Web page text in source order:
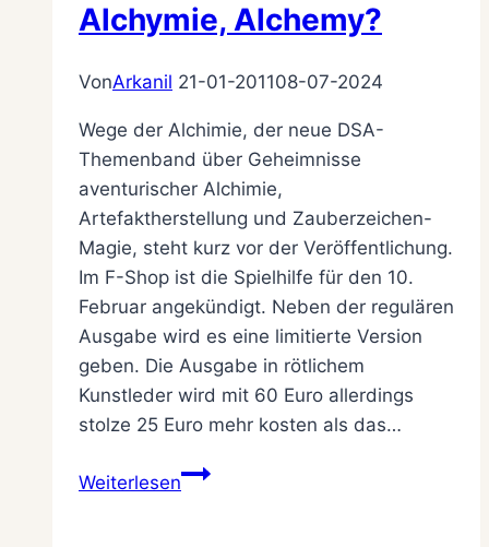
Alchymie, Alchemy?
VonArkanil 21-01-201108-07-2024
Wege der Alchimie, der neue DSA-
Themenband über Geheimnisse
aventurischer Alchimie,
Artefaktherstellung und Zauberzeichen-
Magie, steht kurz vor der Veröffentlichung.
Im F-Shop ist die Spielhilfe für den 10.
Februar angekündigt. Neben der regulären
Ausgabe wird es eine limitierte Version
geben. Die Ausgabe in rötlichem
Kunstleder wird mit 60 Euro allerdings
stolze 25 Euro mehr kosten als das…
WeiterlesenAlchemie,